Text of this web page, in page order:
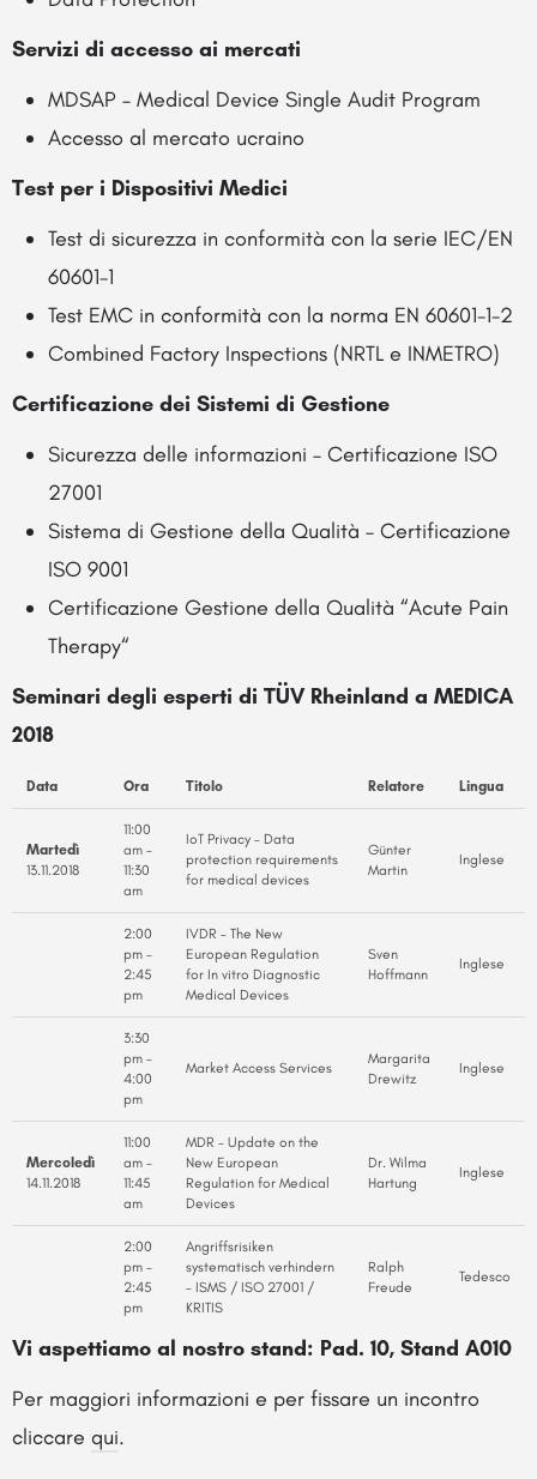
Servizi di accesso ai mercati
MDSAP – Medical Device Single Audit Program
Accesso al mercato ucraino
Test per i Dispositivi Medici
Test di sicurezza in conformità con la serie IEC/EN
60601-1
Test EMC in conformità con la norma EN 60601-1-2
Combined Factory Inspections (NRTL e INMETRO)
Certificazione dei Sistemi di Gestione
Sicurezza delle informazioni – Certificazione ISO
27001
Sistema di Gestione della Qualità – Certificazione
ISO 9001
Certificazione Gestione della Qualità “Acute Pain
Therapy“
Seminari degli esperti di TÜV Rheinland a MEDICA
2018
Data Ora Titolo Relatore Lingua
Martedì
13.11.2018
11:00
am –
11:30
am
IoT Privacy – Data
protection requirements
for medical devices
Günter
Martin
Inglese
2:00
pm –
2:45
pm
IVDR – The New
European Regulation
for In vitro Diagnostic
Medical Devices
Sven
Hoffmann
Inglese
3:30
pm –
4:00
pm
Market Access Services
Margarita
Drewitz
Inglese
Mercoledì
14.11.2018
11:00
am –
11:45
am
MDR – Update on the
New European
Regulation for Medical
Devices
Dr. Wilma
Hartung
Inglese
2:00
pm –
2:45
pm
Angriffsrisiken
systematisch verhindern
– ISMS / ISO 27001 /
KRITIS
Ralph
Freude
Tedesco
Vi aspettiamo al nostro stand: Pad. 10, Stand A010
Per maggiori informazioni e per fissare un incontro
cliccare qui.